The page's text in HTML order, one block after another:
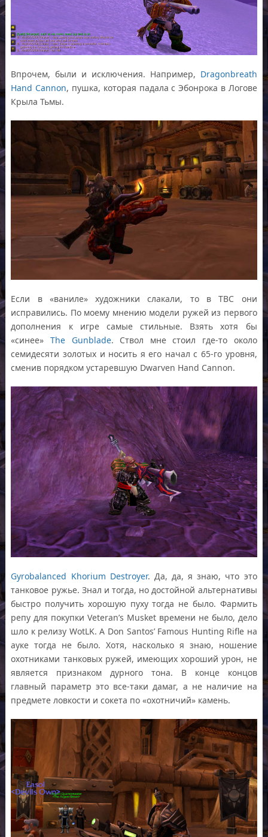
Впрочем, были и исключения. Например, Dragonbreath
Hand Cannon, пушка, которая падала c Эбонрока в Логове
Крыла Тьмы.
Если в «ваниле» художники слакали, то в TBC они
исправились. По моему мнению модели ружей из первого
дополнения к игре самые стильные. Взять хотя бы
«синее»The Gunblade. Ствол мне стоил где-то около
семидесяти золотых и носить я его начал с 65-го уровня,
сменив порядком устаревшую Dwarven Hand Cannon.
Gyrobalanced Khorium Destroyer. Да, да, я знаю, что это
танковое ружье. Знал и тогда, но достойной альтернативы
быстро получить хорошую пуху тогда не было. Фармить
репу для покупки Veteran’s Musket времени не было, дело
шло к релизу WotLK. А Don Santos’ Famous Hunting Rifle на
ауке тогда не было. Хотя, насколько я знаю, ношение
охотниками танковых ружей, имеющих хороший урон, не
является признаком дурного тона. В конце концов
главный параметр это все-таки дамаг, а не наличие на
предмете ловкости и сокета по «охотничий» камень.